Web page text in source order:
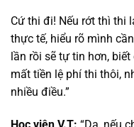
Cứ thi đi! Nếu rớt thì thi
thực tế, hiểu rõ mình
lần rồi sẽ tự tin hơn,
mất tiền lệ phí thi thôi,
nhiều điều.”